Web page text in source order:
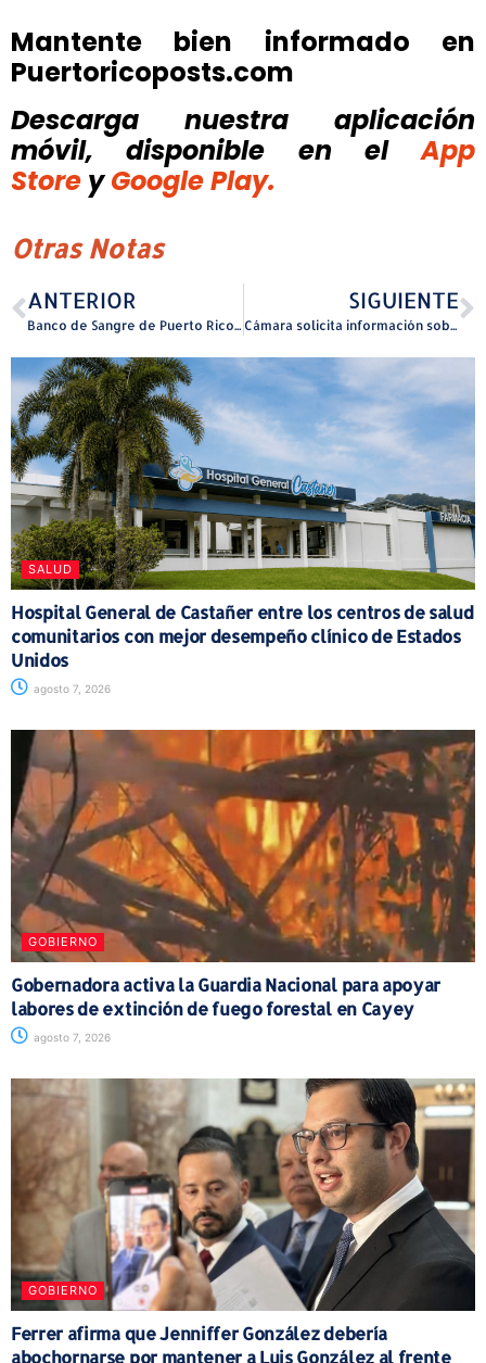
Mantente bien informado en
Puertoricoposts.com
Descarga nuestra aplicación
móvil, disponible
en el
App
Store y Google Play.
Otras Notas
ANTERIOR
Banco de Sangre de Puerto Rico en Centro Médico exhorta a la ciudadanía a donar plaquetas
SIGUIENTE
Cámara solicita información sobre tarifas de peajes y costos de carriles expreso
SALUD
Hospital General de Castañer entre los centros de salud
comunitarios con mejor desempeño clínico de Estados
Unidos
agosto 7, 2026
GOBIERNO
Gobernadora activa la Guardia Nacional para apoyar
labores de extinción de fuego forestal en Cayey
agosto 7, 2026
GOBIERNO
Ferrer afirma que Jenniffer González debería
abochornarse por mantener a Luis González al frente